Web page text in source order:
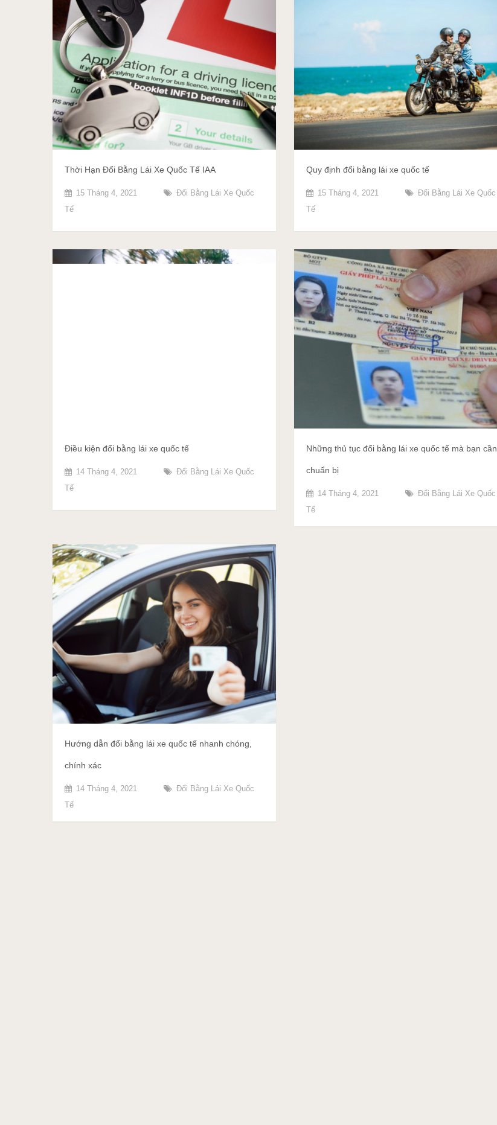
Thời Hạn Đổi Bằng Lái Xe Quốc Tế IAA
15 Tháng 4, 2021
Đổi Bằng Lái Xe Quốc
Tế
Quy định đổi bằng lái xe quốc tế
15 Tháng 4, 2021
Đổi Bằng Lái Xe Quốc
Tế
Điều kiện đổi bằng lái xe quốc tế
14 Tháng 4, 2021
Đổi Bằng Lái Xe Quốc
Tế
Những thủ tục đổi bằng lái xe quốc tế mà bạn cần
chuẩn bị
14 Tháng 4, 2021
Đổi Bằng Lái Xe Quốc
Tế
Hướng dẫn đổi bằng lái xe quốc tế nhanh chóng,
chính xác
14 Tháng 4, 2021
Đổi Bằng Lái Xe Quốc
Tế